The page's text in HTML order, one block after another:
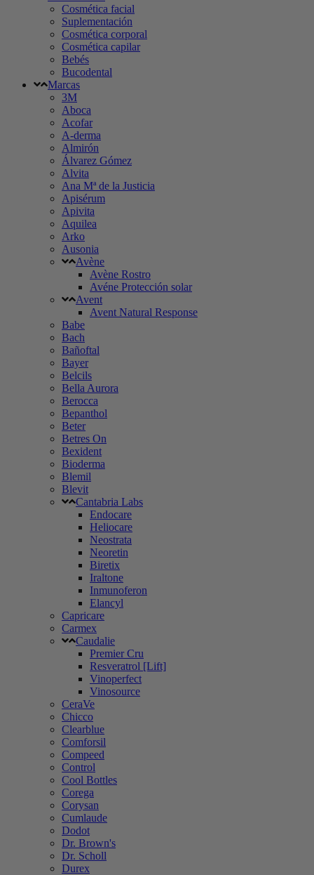
Cosmética facial
Suplementación
Cosmética corporal
Cosmética capilar
Bebés
Bucodental
Marcas
3M
Aboca
Acofar
A-derma
Almirón
Álvarez Gómez
Alvita
Ana Mª de la Justicia
Apisérum
Apivita
Aquilea
Arko
Ausonia
Avène
Avène Rostro
Avéne Protección solar
Avent
Avent Natural Response
Babe
Bach
Bañoftal
Bayer
Belcils
Bella Aurora
Berocca
Bepanthol
Beter
Betres On
Bexident
Bioderma
Blemil
Blevit
Cantabria Labs
Endocare
Heliocare
Neostrata
Neoretin
Biretix
Iraltone
Inmunoferon
Elancyl
Capricare
Carmex
Caudalie
Premier Cru
Resveratrol [Lift]
Vinoperfect
Vinosource
CeraVe
Chicco
Clearblue
Comforsil
Compeed
Control
Cool Bottles
Corega
Corysan
Cumlaude
Dodot
Dr. Brown's
Dr. Scholl
Durex